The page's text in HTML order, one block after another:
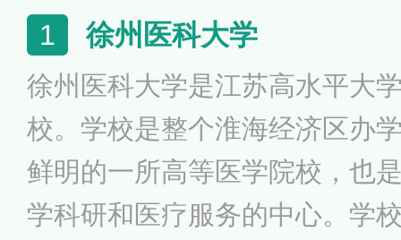
1 徐州医科大学
徐州医科大学是江苏高水平大
校。学校是整个淮海经济区办
鲜明的一所高等医学院校，也
学科研和医疗服务的中心。学